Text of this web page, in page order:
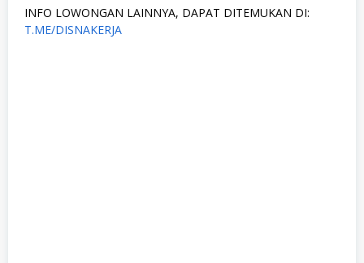
INFO LOWONGAN LAINNYA, DAPAT DITEMUKAN DI:
T.ME/DISNAKERJA